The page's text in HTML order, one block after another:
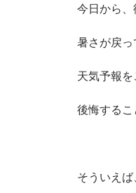
今日から
暑さが戻っ
天気予報
後悔するこ
そういえ